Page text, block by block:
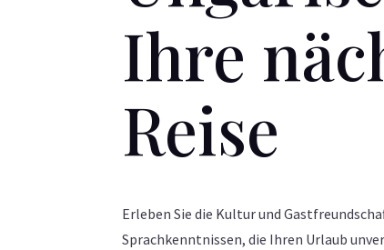
Ihre
Reise
Erleben Sie die Kultur und
Sprachkenntnissen, die Ihren Urlaub